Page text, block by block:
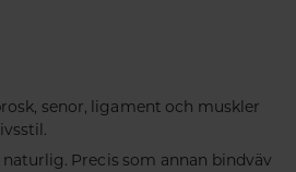
senor, ligament och muskler
Precis som annan bindväv